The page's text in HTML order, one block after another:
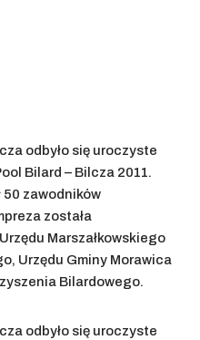
odbyło się uroczyste
Bilard – Bilcza 2011.
50 zawodników
została
Marszałkowskiego
Urzędu Gminy Morawica
Bilardowego.
odbyło się uroczyste